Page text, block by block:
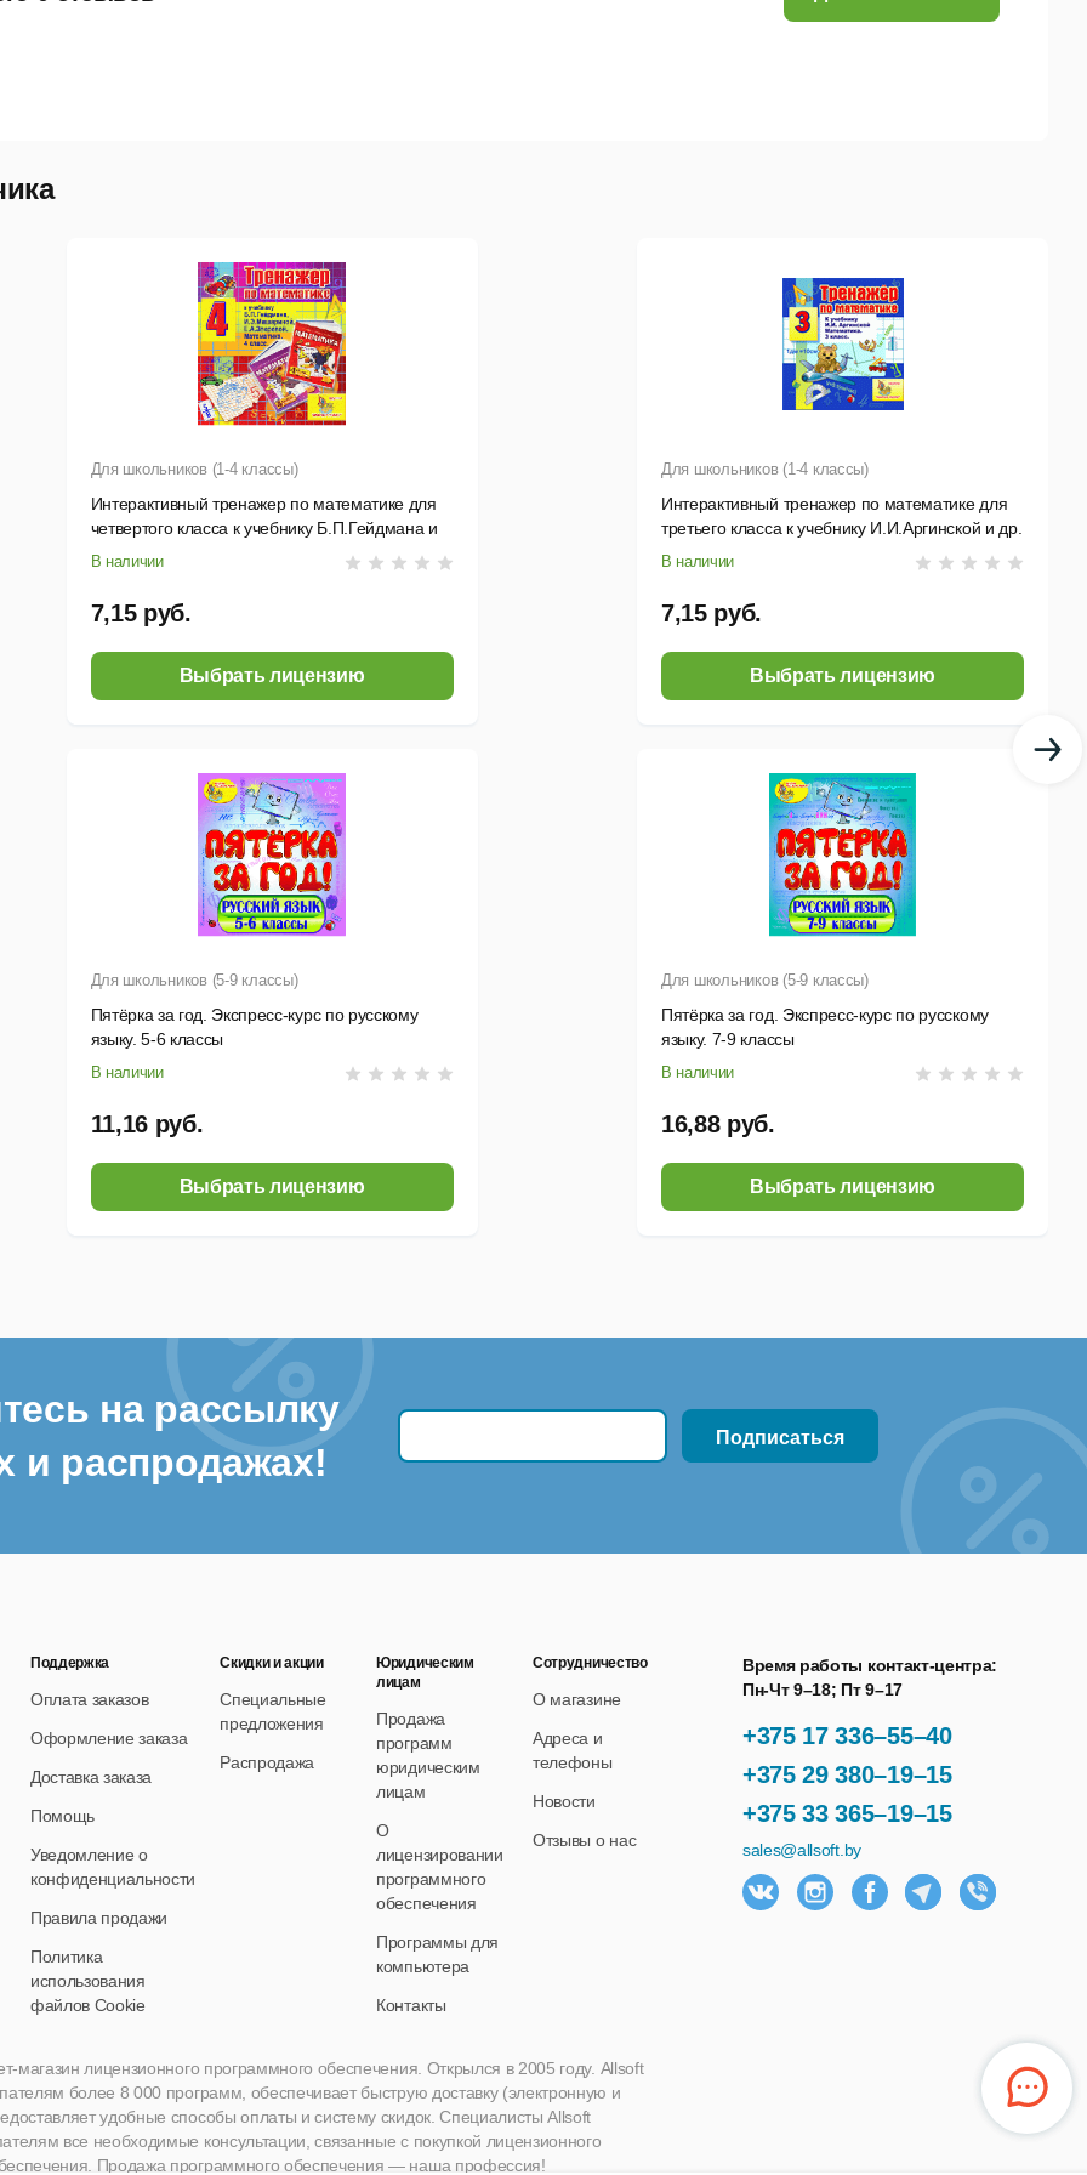
Для школьников (1-4 классы)
Интерактивный тренажер по математике для
четвертого класса к учебнику Б.П.Гейдмана и
др.
В наличии
7,15 руб.
Выбрать лицензию
Для школьников (1-4 классы)
Интерактивный тренажер по математике для
третьего класса к учебнику И.И.Аргинской и др.
В наличии
7,15 руб.
Выбрать лицензию
Для школьников (5-9 классы)
Пятёрка за год. Экспресс-курс по русскому
языку. 5-6 классы
В наличии
11,16 руб.
Выбрать лицензию
Для школьников (5-9 классы)
Пятёрка за год. Экспресс-курс по русскому
языку. 7-9 классы
В наличии
16,88 руб.
Выбрать лицензию
на рассылку
и распродажах!
+375 17 336–55–40
+375 29 380–19–15
+375 33 365–19–15
Время работы контакт-центра:
Пн-Чт 9–18; Пт 9–17
sales@allsoft.by
Поддержка
Оплата заказов
Оформление заказа
Доставка заказа
Помощь
Уведомление о
конфиденциальности
Правила продажи
Политика
использования
файлов Cookie
Скидки и акции
Специальные
предложения
Распродажа
Юридическим
лицам
Продажа
программ
юридическим
лицам
О
лицензировании
программного
обеспечения
Программы для
компьютера
Контакты
Сотрудничество
О магазине
Адреса и
телефоны
Новости
Отзывы о нас
магазин лицензионного программного обеспечения. Открылся в 2005 году. Allsoft
более 8 000 программ, обеспечивает быструю доставку (электронную и
удобные способы оплаты и систему скидок. Специалисты Allsoft
все необходимые консультации, связанные с покупкой лицензионного
Продажа программного обеспечения — наша профессия!